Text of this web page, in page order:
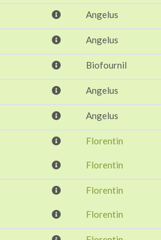
Angelus
Angelus
Biofournil
Angelus
Angelus
Florentin
Florentin
Florentin
Florentin